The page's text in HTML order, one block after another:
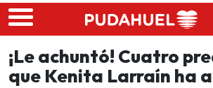
Skip to main content
¡Le achuntó! Cuatro
que Kenita Larraín ha